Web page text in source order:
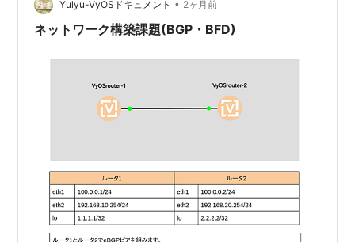
ずはない。異変に気づき、調査を始めました。D…
Yulyu-VyOSドキュメント • 2ヶ月前
ネットワーク構築課題(BGP・BFD)